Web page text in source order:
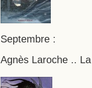
Septembre :
Agnès Laroche ..